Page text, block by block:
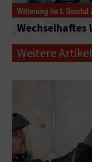
Witterung im 1. Quartal
Weitere